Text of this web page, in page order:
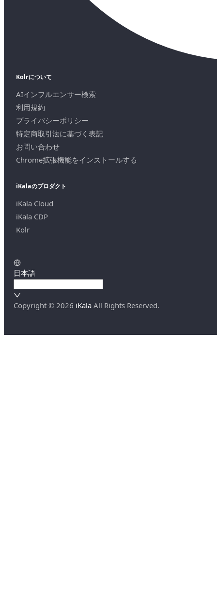
Kolrについて
AIインフルエンサー検索
利用規約
プライバシーポリシー
特定商取引法に基づく表記
お問い合わせ
Chrome拡張機能をインストールする
iKalaのプロダクト
iKala Cloud
iKala CDP
Kolr
日本語
Copyright © 2026 iKala All Rights Reserved.